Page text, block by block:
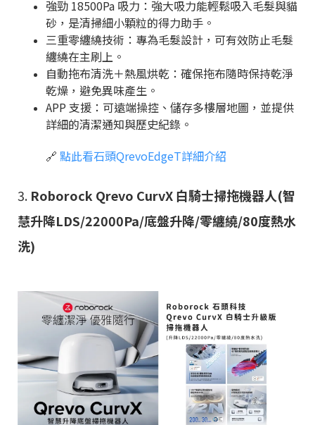
強勁 18500Pa 吸力：強大吸力能輕鬆吸入毛髮與貓
砂，是清掃細小顆粒的得力助手。
三重零纏繞技術：專為毛髮設計，可有效防止毛髮
纏繞在主刷上。
自動拖布清洗＋熱風烘乾：確保拖布隨時保持乾淨
乾燥，避免異味產生。
APP 支援：可遠端操控、儲存多樓層地圖，並提供
詳細的清潔通知與歷史紀錄。
🔗 點此看石頭QrevoEdgeT詳細介紹
3. Roborock Qrevo CurvX 白騎士掃拖機器人(智
慧升降LDS/22000Pa/底盤升降/零纏繞/80度熱水
洗)